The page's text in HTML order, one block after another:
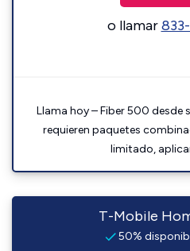
o llamar
Llama hoy – Fiber 500 desde
requieren paquetes
limitado,
T-Mobile
50%